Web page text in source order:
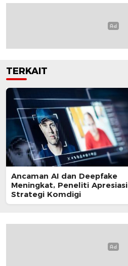
TERKAIT
Ancaman AI dan Deepfake
Meningkat, Peneliti Apresiasi
Strategi Komdigi